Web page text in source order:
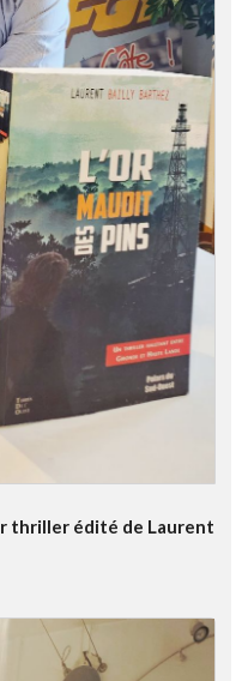
thriller édité de Laurent